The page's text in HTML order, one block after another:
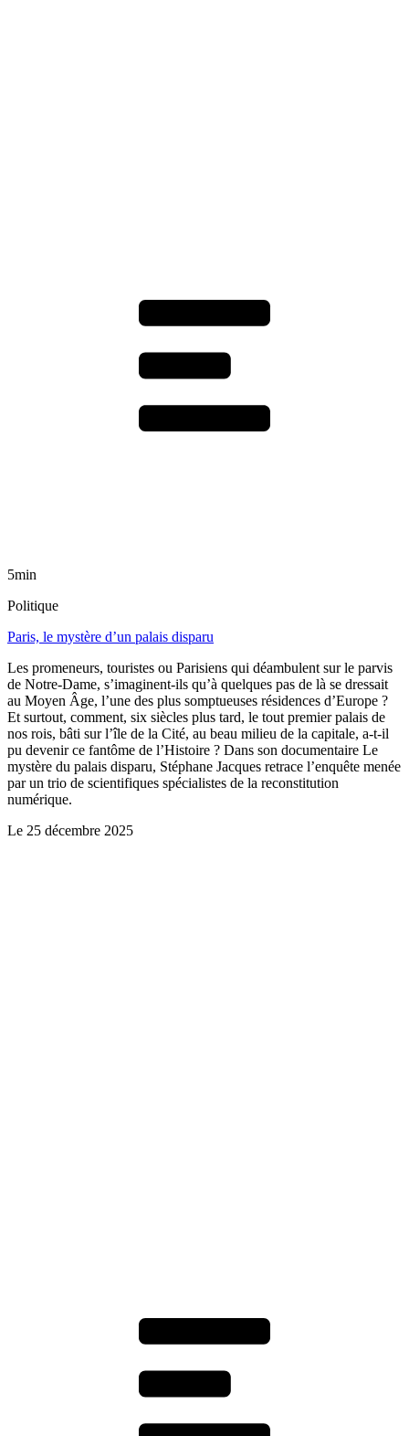
5min
Politique
Paris, le mystère d’un palais disparu
Les promeneurs, touristes ou Parisiens qui déambulent sur le parvis
de Notre-Dame, s’imaginent-ils qu’à quelques pas de là se dressait
au Moyen Âge, l’une des plus somptueuses résidences d’Europe ?
Et surtout, comment, six siècles plus tard, le tout premier palais de
nos rois, bâti sur l’île de la Cité, au beau milieu de la capitale, a-t-il
pu devenir ce fantôme de l’Histoire ? Dans son documentaire Le
mystère du palais disparu, Stéphane Jacques retrace l’enquête menée
par un trio de scientifiques spécialistes de la reconstitution
numérique.
Le 25 décembre 2025